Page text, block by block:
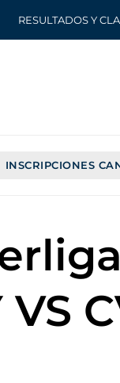
RESULTADOS Y
INSCRIPCIONES